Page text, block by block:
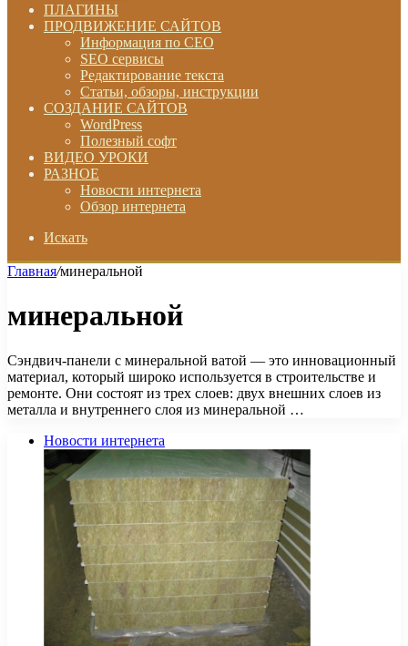
ПЛАГИНЫ
ПРОДВИЖЕНИЕ САЙТОВ
Информация по СЕО
SEO сервисы
Редактирование текста
Статьи, обзоры, инструкции
СОЗДАНИЕ САЙТОВ
WordPress
Полезный софт
ВИДЕО УРОКИ
РАЗНОЕ
Новости интернета
Обзор интернета
Искать
Главная/минеральной
минеральной
Сэндвич-панели с минеральной ватой — это инновационный
материал, который широко используется в строительстве и
ремонте. Они состоят из трех слоев: двух внешних слоев из
металла и внутреннего слоя из минеральной …
Новости интернета